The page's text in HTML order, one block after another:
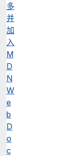
多
并
加
入
M
D
N
W
e
b
D
o
c